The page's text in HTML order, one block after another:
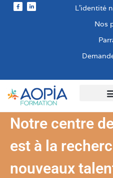
L’identité
Nos
Notre centre
est à la
nouveaux